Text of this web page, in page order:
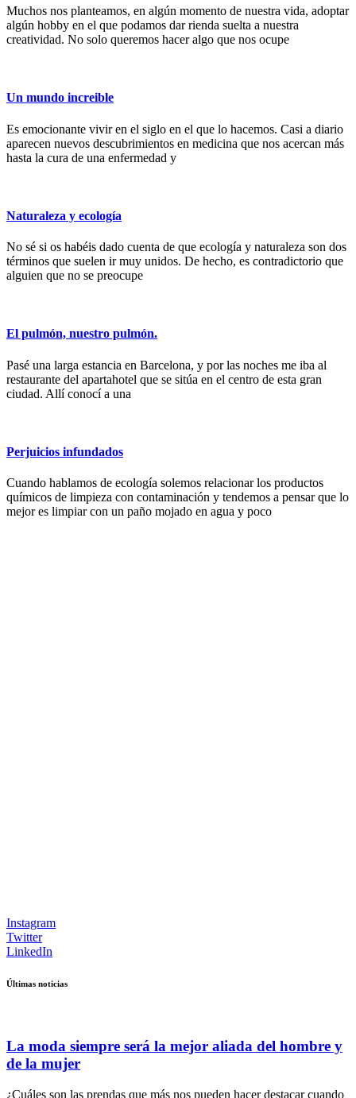
Muchos nos planteamos, en algún momento de nuestra vida, adoptar
algún hobby en el que podamos dar rienda suelta a nuestra
creatividad. No solo queremos hacer algo que nos ocupe
Un mundo increible
Es emocionante vivir en el siglo en el que lo hacemos. Casi a diario
aparecen nuevos descubrimientos en medicina que nos acercan más
hasta la cura de una enfermedad y
Naturaleza y ecología
No sé si os habéis dado cuenta de que ecología y naturaleza son dos
términos que suelen ir muy unidos. De hecho, es contradictorio que
alguien que no se preocupe
El pulmón, nuestro pulmón.
Pasé una larga estancia en Barcelona, y por las noches me iba al
restaurante del apartahotel que se sitúa en el centro de esta gran
ciudad. Allí conocí a una
Perjuicios infundados
Cuando hablamos de ecología solemos relacionar los productos
químicos de limpieza con contaminación y tendemos a pensar que lo
mejor es limpiar con un paño mojado en agua y poco
Instagram
Twitter
LinkedIn
Últimas noticias
La moda siempre será la mejor aliada del hombre y
de la mujer
¿Cuáles son las prendas que más nos pueden hacer destacar cuando